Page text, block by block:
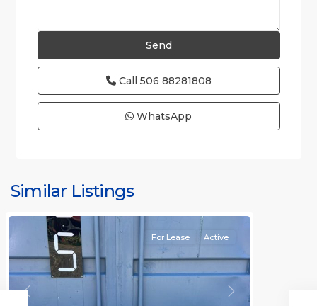
Call 506 88281808
WhatsApp
Similar Listings
Previous Next
For Lease Active